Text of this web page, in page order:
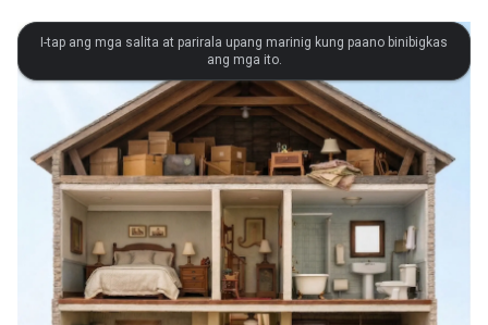
I-tap ang mga salita at parirala upang marinig kung paano binibigkas
ang mga ito.